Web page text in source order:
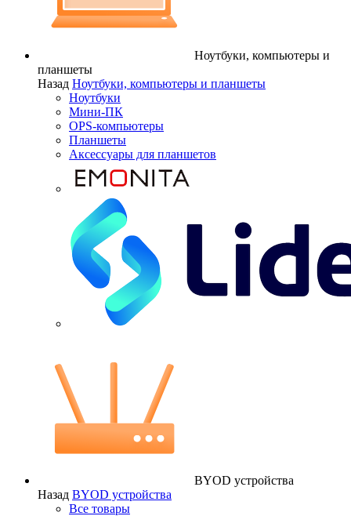
Ноутбуки, компьютеры и
планшеты
Назад Ноутбуки, компьютеры и планшеты
Ноутбуки
Мини-ПК
OPS-компьютеры
Планшеты
Аксессуары для планшетов
BYOD устройства
Назад BYOD устройства
Все товары